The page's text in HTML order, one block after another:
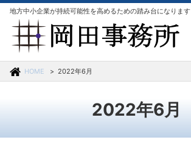
地方中小企業が持続可能性を高めるための踏み台になります
HOME 2022年6月
2022年6月